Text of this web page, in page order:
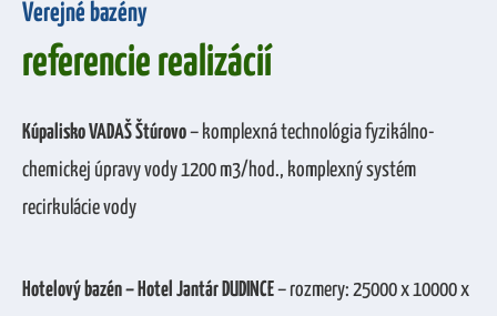
Verejné bazény
referencie realizácií
Kúpalisko VADAŠ Štúrovo– komplexná technológia fyzikálno-
chemickej úpravy vody 1200 m3/hod., komplexný systém
recirkulácie vody
Hotelový bazén – Hotel Jantár DUDINCE– rozmery: 25000 x 10000 x